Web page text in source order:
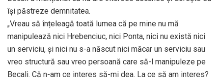
își păstreze demnitatea.
„Vreau să înțeleagă toată lumea că pe mine nu mă
manipulează nici Hrebenciuc, nici Ponta, nici nu există nici
un serviciu, și nici nu s-a născut nici măcar un serviciu sau
vreo structură sau vreo persoană care să-l manipuleze pe
Becali. Că n-am ce interes să-mi dea. La ce să am interes?